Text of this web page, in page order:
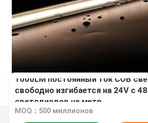
1000LM постоянный ток COB
свободно изгибается на 24V с
светодиодов на метр
MOQ：500 миллионов